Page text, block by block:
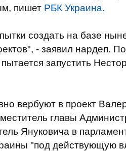
пишет РБК Украина.
создать на базе
- заявил нардеп.
пытается запустить
вербуют в проект
главы
Януковича в
"под действующую